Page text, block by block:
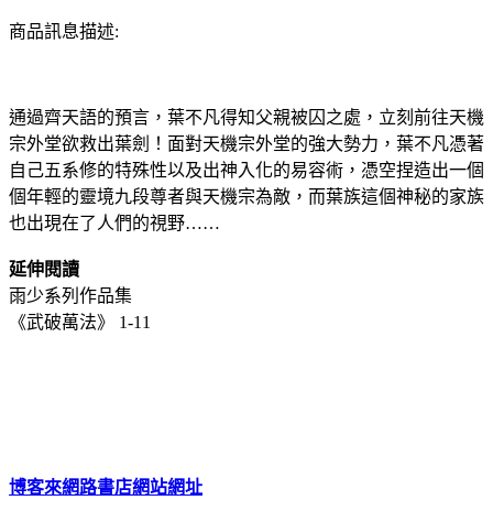
商品訊息描述:
通過齊天語的預言，葉不凡得知父親被囚之處，立刻前往天機
宗外堂欲救出葉劍！面對天機宗外堂的強大勢力，葉不凡憑著
自己五系修的特殊性以及出神入化的易容術，憑空捏造出一個
個年輕的靈境九段尊者與天機宗為敵，而葉族這個神秘的家族
也出現在了人們的視野……
延伸閱讀
雨少系列作品集
《武破萬法》 1-11
博客來網路書店網站網址